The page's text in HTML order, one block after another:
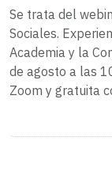
Se trata del
Sociales.
Academia y la
de agosto a las
Zoom y gratuita